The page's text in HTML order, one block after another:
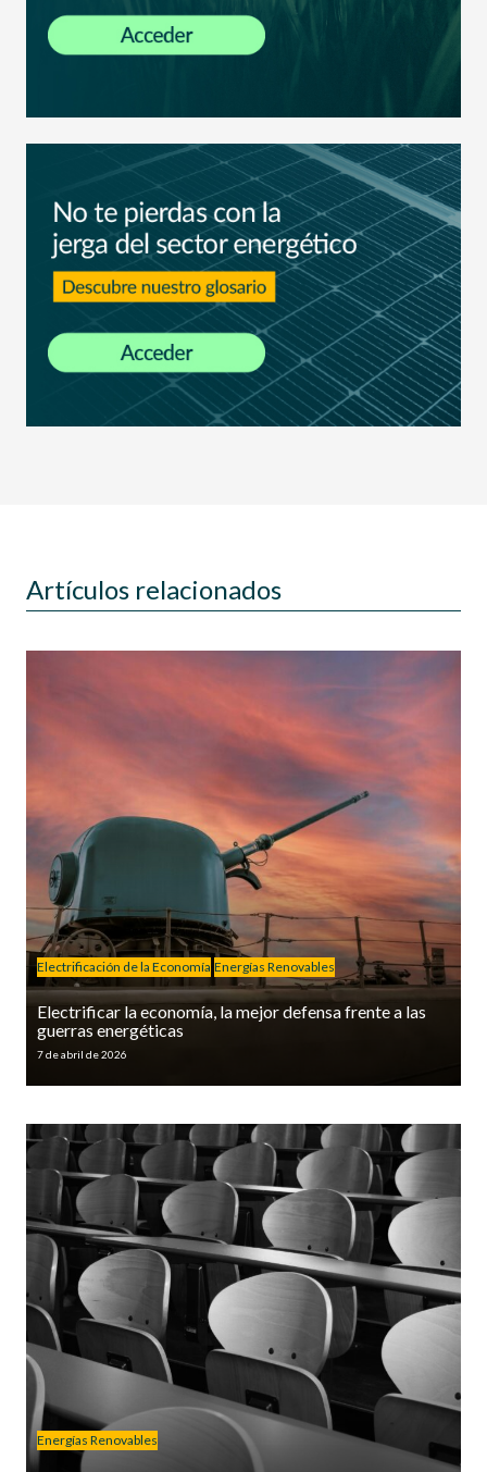
Artículos relacionados
Electrificación de la Economía Energías Renovables
Electrificar la economía, la mejor defensa frente a las
guerras energéticas
7 de abril de 2026
Energías Renovables